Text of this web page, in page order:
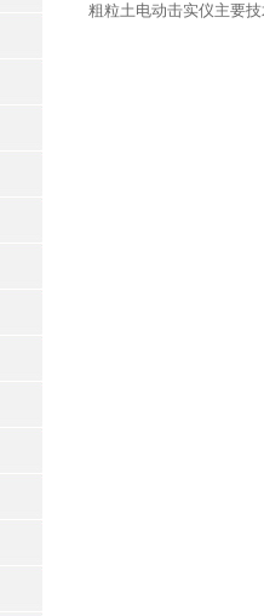
粗粒土电动击实仪主要